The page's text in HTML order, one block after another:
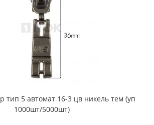
тип 5 автомат 16-3 цв никель тем (уп
1000шт/5000шт)